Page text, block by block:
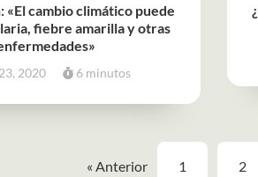
«El cambio climático puede
fiebre amarilla y otras
2020 6 minutos
« Anterior 1 2